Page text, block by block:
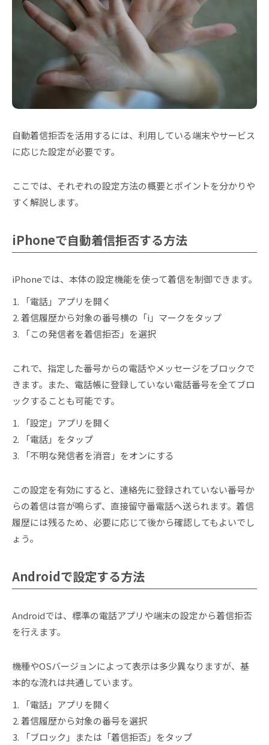
自動着信拒否を活用するには、利用している端末やサービス
に応じた設定が必要です。
ここでは、それぞれの設定方法の概要とポイントを分かりや
すく解説します。
iPhoneで自動着信拒否する方法
iPhoneでは、本体の設定機能を使って着信を制御できます。
「電話」アプリを開く
着信履歴から対象の番号横の「i」マークをタップ
「この発信者を着信拒否」を選択
これで、指定した番号からの電話やメッセージをブロックで
きます。また、電話帳に登録していない電話番号を全てブロ
ックすることも可能です。
「設定」アプリを開く
「電話」をタップ
「不明な発信者を消音」をオンにする
この設定を有効にすると、連絡先に登録されていない番号か
らの着信は音が鳴らず、直接留守番電話へ送られます。着信
履歴には残るため、必要に応じて後から確認してもよいでし
ょう。
Androidで設定する方法
Androidでは、標準の電話アプリや端末の設定から着信拒否
を行えます。
機種やOSバージョンによって表示は多少異なりますが、基
本的な流れは共通しています。
「電話」アプリを開く
着信履歴から対象の番号を選択
「ブロック」または「着信拒否」をタップ